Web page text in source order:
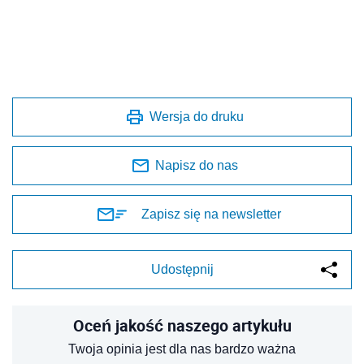
Wersja do druku
Napisz do nas
Zapisz się na newsletter
Udostępnij
Oceń jakość naszego artykułu
Twoja opinia jest dla nas bardzo ważna